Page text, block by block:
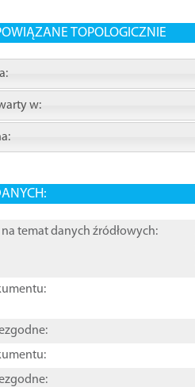
TOPOLOGICZNIE
w:
na temat danych źródłowych: